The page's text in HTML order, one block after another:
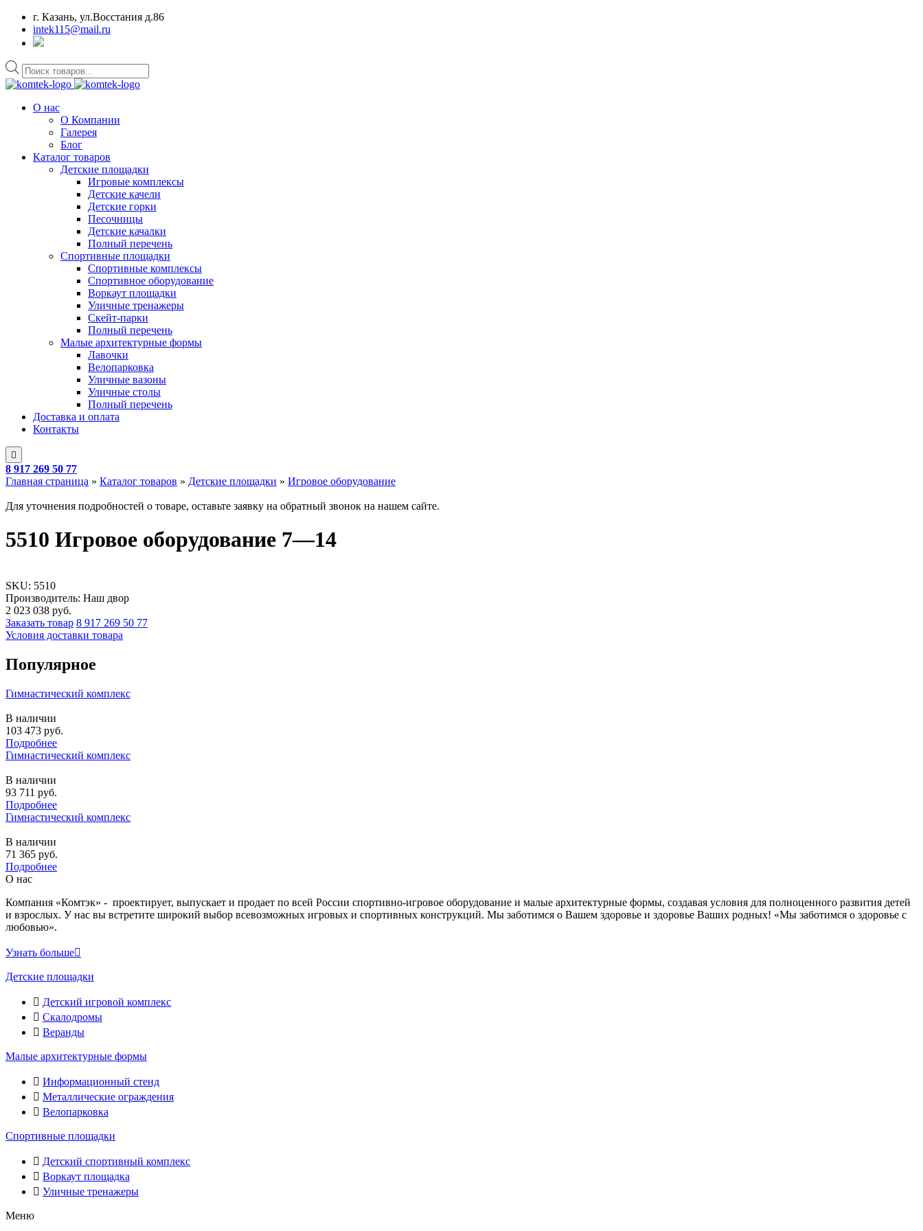
г. Казань, ул.Восстания д.86
intek115@mail.ru
Поиск
товаров
О нас
О Компании
Галерея
Блог
Каталог товаров
Детские площадки
Игровые комплексы
Детские качели
Детские горки
Песочницы
Детские качалки
Полный перечень
Спортивные площадки
Спортивные комплексы
Спортивное оборудование
Воркаут площадки
Уличные тренажеры
Скейт-парки
Полный перечень
Малые архитектурные формы
Лавочки
Велопарковка
Уличные вазоны
Уличные столы
Полный перечень
Доставка и оплата
Контакты
8 917 269 50 77
Главная страница » Каталог товаров » Детские площадки » Игровое оборудование
Для уточнения подробностей о товаре, оставьте заявку на обратный звонок на нашем сайте.
5510 Игровое оборудование 7—14
SKU: 5510
Производитель: Наш двор
2 023 038 руб.
Заказать товар 8 917 269 50 77
Условия доставки товара
Популярное
Гимнастический комплекс
В наличии
103 473 руб.
Подробнее
Гимнастический комплекс
В наличии
93 711 руб.
Подробнее
Гимнастический комплекс
В наличии
71 365 руб.
Подробнее
О нас
Компания «Комтэк» - проектирует, выпускает и продает по всей России спортивно-игровое оборудование и малые архитектурные формы, создавая условия для полноценного развития детей
и взрослых. У нас вы встретите широкий выбор всевозможных игровых и спортивных конструкций. Мы заботимся о Вашем здоровье и здоровье Ваших родных! «Мы заботимся о здоровье с
любовью».
Узнать больше
Детские площадки
Детский игровой комплекс
Скалодромы
Веранды
Малые архитектурные формы
Информационный стенд
Металлические ограждения
Велопарковка
Спортивные площадки
Детский спортивный комплекс
Воркаут площадка
Уличные тренажеры
Меню